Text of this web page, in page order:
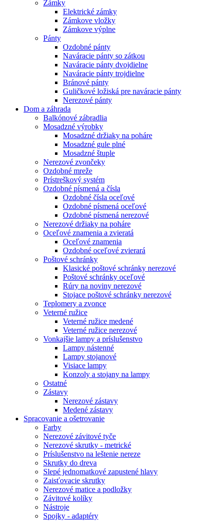
Zámky
Elektrické zámky
Zámkove vložky
Zámkove výplne
Pánty
Ozdobné pánty
Naváracie pánty so zátkou
Naváracie pánty dvojdielne
Naváracie pánty trojdielne
Bránové pánty
Guličkové ložiská pre naváracie pánty
Nerezové pánty
Dom a záhrada
Balkónové zábradlia
Mosadzné výrobky
Mosadzné držiaky na poháre
Mosadzné gule plné
Mosadzné štuple
Nerezové zvončeky
Ozdobné mreže
Prístreškový systém
Ozdobné písmená a čísla
Ozdobné čísla oceľové
Ozdobné písmená oceľové
Ozdobné písmená nerezové
Nerezové držiaky na poháre
Oceľové znamenia a zvieratá
Oceľové znamenia
Ozdobné oceľové zvierará
Poštové schránky
Klasické poštové schránky nerezové
Poštové schránky oceľové
Rúry na noviny nerezové
Stojace poštové schránky nerezové
Teplomery a zvonce
Veterné ružice
Veterné ružice medené
Veterné ružice nerezové
Vonkajšie lampy a príslušenstvo
Lampy nástenné
Lampy stojanové
Visiace lampy
Konzoly a stojany na lampy
Ostatné
Zástavy
Nerezové zástavy
Medené zástavy
Spracovanie a ošetrovanie
Farby
Nerezové závitové tyče
Nerezové skrutky - metrické
Príslušenstvo na leštenie nereze
Skrutky do dreva
Slepé jednomatkové zapustené hlavy
Zaisťovacie skrutky
Nerezové matice a podložky
Závitové kolíky
Nástroje
Spojky - adaptéry